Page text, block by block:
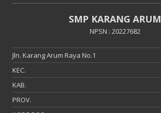
SMP KARANG ARUM
NPSN : 20227682
Jln. Karang Arum Raya No.1
KEC.
KAB.
PROV.